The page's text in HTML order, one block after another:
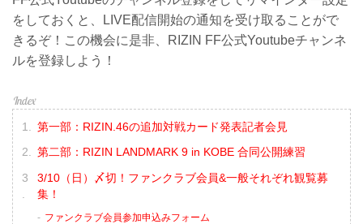
をしておくと、LIVE配信開始の通知を受け取ることがで
きるぞ！この機会に是非、RIZIN FF公式Youtubeチャンネ
ルを登録しよう！
第一部：RIZIN.46の追加対戦カード発表記者会見
第二部：RIZIN LANDMARK 9 in KOBE 合同公開練習
3/10（日）〆切！ファンクラブ会員&一般それぞれ観覧募
集！
ファンクラブ会員参加申込みフォーム